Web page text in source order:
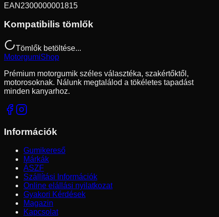
EAN 2300000001815
Kompatibilis tömlők
Tömlők betöltése...
MotorgumiShop
Prémium motorgumik széles választéka, szakértőktől,
motorosoknak. Nálunk megtalálod a tökéletes tapadást
minden kanyarhoz.
Információk
Gumikereső
Márkák
ÁSZF
Szállítási Információk
Online elállási nyilatkozat
Gyakori Kérdések
Magazin
Kapcsolat